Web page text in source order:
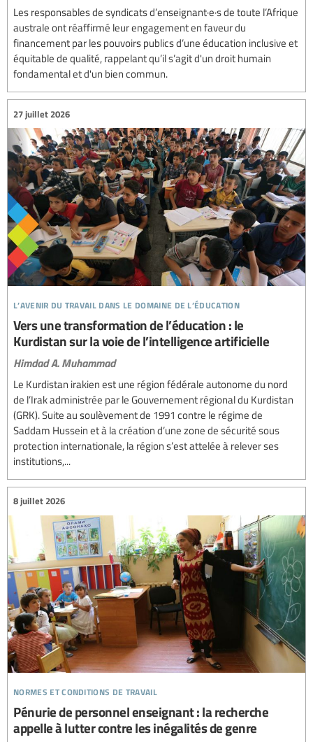
Les responsables de syndicats d’enseignant·e·s de toute l’Afrique
australe ont réaffirmé leur engagement en faveur du
financement par les pouvoirs publics d’une éducation inclusive et
équitable de qualité, rappelant qu’il s’agit d'un droit humain
fondamental et d'un bien commun.
l’avenir du travail dans le domaine de l’éducation
27 juillet 2026
Vers une transformation de l’éducation : le
Kurdistan sur la voie de l’intelligence artificielle
Himdad A. Muhammad
Le Kurdistan irakien est une région fédérale autonome du nord
de l’Irak administrée par le Gouvernement régional du Kurdistan
(GRK). Suite au soulèvement de 1991 contre le régime de
Saddam Hussein et à la création d’une zone de sécurité sous
protection internationale, la région s’est attelée à relever ses
institutions,...
normes et conditions de travail
8 juillet 2026
Pénurie de personnel enseignant : la recherche
appelle à lutter contre les inégalités de genre